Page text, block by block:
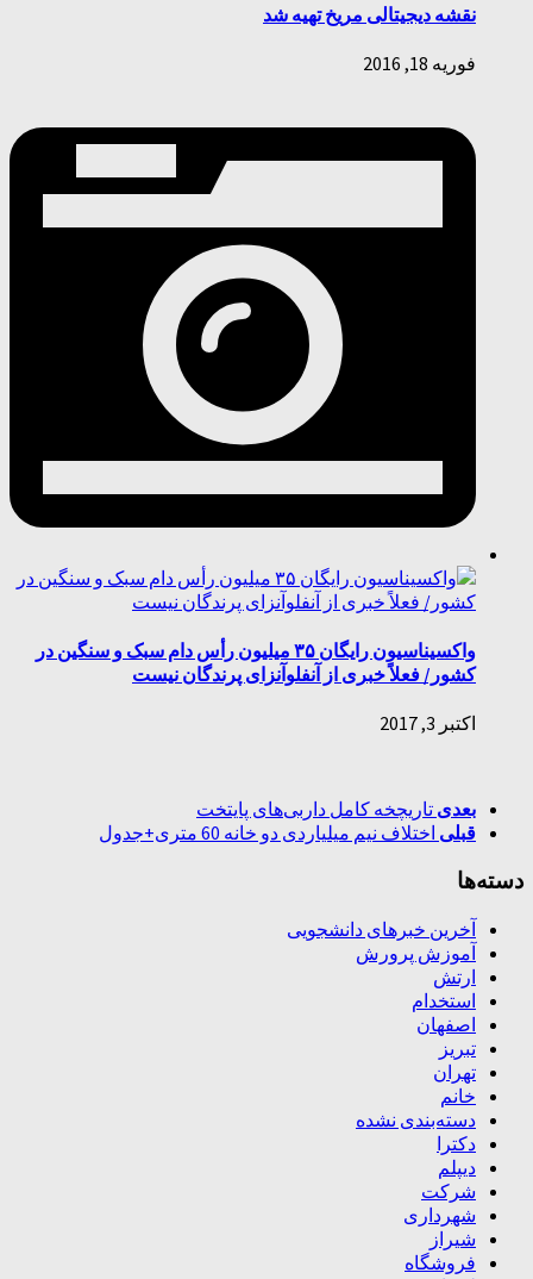
نقشه دیجیتالی مریخ تهیه شد
فوریه 18, 2016
واکسیناسیون رایگان ۳۵ میلیون رأس دام سبک و سنگین در
کشور/ فعلاً خبری از آنفلوآنزای پرندگان نیست
اکتبر 3, 2017
بعدی تاریچخه کامل داربی‌های پایتخت
قبلی اختلاف نیم میلیاردی دو خانه 60 متری+جدول
دسته‌ها
آخرین خبرهای دانشجویی
آموزش پرورش
ارتش
استخدام
اصفهان
تبریز
تهران
خانم
دسته‌بندی نشده
دکترا
دیپلم
شرکت
شهرداری
شیراز
فروشگاه